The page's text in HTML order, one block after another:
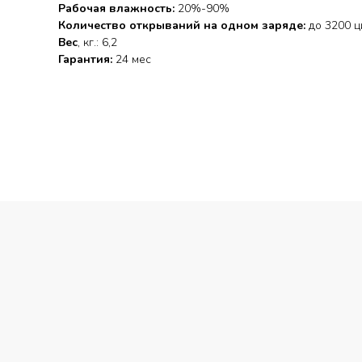
Рабочая влажность: 20%-90%
Количество открываний на одном заряде: до 3200
Вес, кг.: 6,2
Гарантия: 24 мес